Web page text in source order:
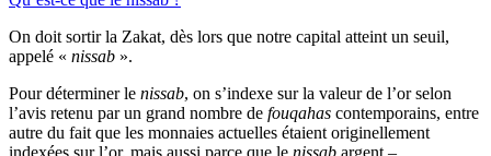
On doit sortir la Zakat, dès lors que notre capital atteint un seuil,
appelé « nissab ».
Pour déterminer le nissab, on s’indexe sur la valeur de l’or selon
l’avis retenu par un grand nombre de fouqahas contemporains, entre
autre du fait que les monnaies actuelles étaient originellement
indexées sur l’or, mais aussi parce que le nissab argent –